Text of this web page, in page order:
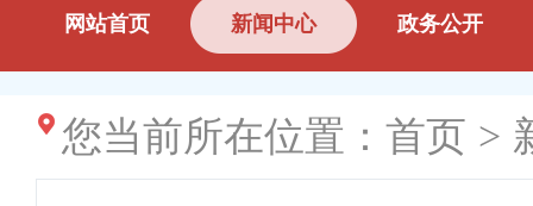
网站首页 新闻中心 政务公开
您当前所在位置： 首页 >